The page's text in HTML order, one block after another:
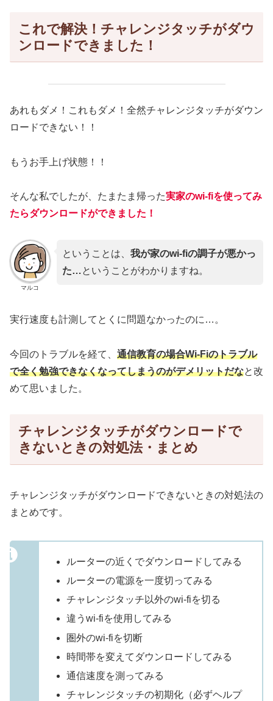
これで解決！チャレンジタッチがダウ
ンロードできました！
あれもダメ！これもダメ！全然チャレンジタッチがダウン
ロードできない！！
もうお手上げ状態！！
そんな私でしたが、たまたま帰った実家のwi-fiを使ってみ
たらダウンロードができました！
マルコ
ということは、 我が家のwi-fiの調子が悪かっ
た…ということがわかりますね。
実行速度も計測してとくに問題なかったのに…。
今回のトラブルを経て、 通信教育の場合Wi-Fiのトラブル
で全く勉強できなくなってしまうのがデメリットだなと改
めて思いました。
チャレンジタッチがダウンロードで
きないときの対処法・まとめ
チャレンジタッチがダウンロードできないときの対処法の
まとめです。
ルーターの近くでダウンロードしてみる
ルーターの電源を一度切ってみる
チャレンジタッチ以外のwi-fiを切る
違うwi-fiを使用してみる
圏外のwi-fiを切断
時間帯を変えてダウンロードしてみる
通信速度を測ってみる
チャレンジタッチの初期化（必ずヘルプ